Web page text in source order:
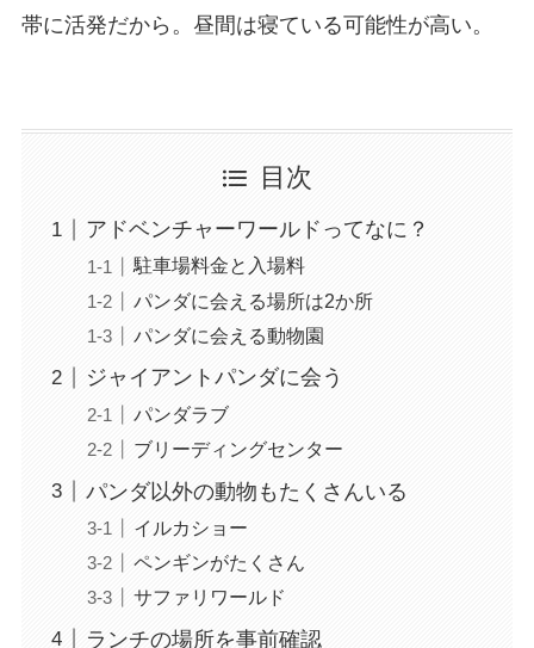
帯に活発だから。昼間は寝ている可能性が高い。
目次
アドベンチャーワールドってなに？
駐車場料金と入場料
パンダに会える場所は2か所
パンダに会える動物園
ジャイアントパンダに会う
パンダラブ
ブリーディングセンター
パンダ以外の動物もたくさんいる
イルカショー
ペンギンがたくさん
サファリワールド
ランチの場所を事前確認